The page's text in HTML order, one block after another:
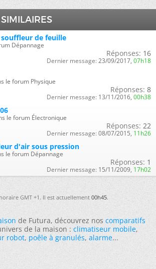
souffleur de feuille
Dépannage
Réponses: 16
Dernier message: 23/09/2017, 07h18
le forum Physique
Réponses: 8
Dernier message: 13/11/2016, 00h38
le forum Électronique
Réponses: 22
Dernier message: 08/07/2015, 11h26
d'air sous pression
le forum Dépannage
Réponses: 1
Dernier message: 15/11/2009, 17h02
GMT +1. Il est actuellement00h45.
de Futura, découvrez noscomparatifs
de la maison :climatiseur mobile,
robot,poêle à granulés,alarme...